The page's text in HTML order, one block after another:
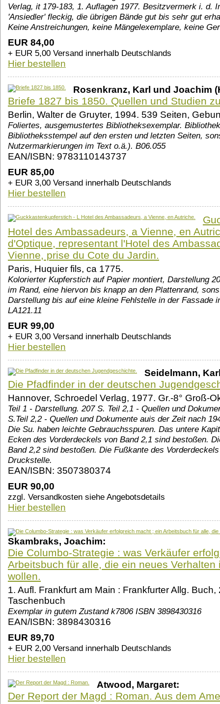
Verlag, it 179-183, 1. Auflagen 1977. Besitzvermerk i. d.
'Ansiedler' fleckig, die übrigen Bände gut bis sehr gut
Keine Anstreichungen, keine Mängelexemplare, keine
EUR 84,00
+ EUR 5,00 Versand innerhalb Deutschlands
Hier bestellen
Rosenkranz, Karl und Joachim
Briefe 1827 bis 1850. Quellen und Studien
Berlin, Walter de Gruyter, 1994. 539 Seiten,
Foliertes, ausgemustertes Bibliotheksexemplar.
Bibliotheksstempel auf den ersten und letzten Seiten,
Nutzermarkierungen im Text o.ä.). B06.055
EAN/ISBN: 9783110143737
EUR 85,00
+ EUR 3,00 Versand innerhalb Deutschlands
Hier bestellen
Hotel des Ambassadeurs, a Vienne, en
d'Optique, representant l'Hotel des
Vienne, prise du Cote du Jardin.
Paris, Huquier fils, ca 1775.
Kolorierter Kupferstich auf Papier montiert, Darstellung
im Rand, eine hiervon bis knapp an den Plattenrand,
Darstellung bis auf eine kleine Fehlstelle in der Fassade
LA121.11
EUR 99,00
+ EUR 3,00 Versand innerhalb Deutschlands
Hier bestellen
Seidelmann,
Die Pfadfinder in der deutschen
Hannover, Schroedel Verlag, 1977. Gr.-8° Groß-
Teil 1 - Darstellung. 207 S. Teil 2,1 - Quellen und
S.Teil 2,2 - Quellen und Dokumente auis der Zeit nach
Die Su. haben leichte Gebrauchsspuren. Das untere
Ecken des Vorderdeckels von Band 2,1 sind bestoßen.
Band 2,2 sind bestoßen. Die Fußkante des
Druckstelle.
EAN/ISBN: 3507380374
EUR 90,00
zzgl. Versandkosten siehe Angebotsdetails
Hier bestellen
Skambraks, Joachim:
Die Columbo-Strategie : was Verkäufer
Arbeitsbuch für alle, die ein neues Verhalten
wollen.
1. Aufl. Frankfurt am Main : Frankfurter Allg.
Taschenbuch
Exemplar in gutem Zustand k7806 ISBN 3898430316
EAN/ISBN: 3898430316
EUR 89,70
+ EUR 2,00 Versand innerhalb Deutschlands
Hier bestellen
Atwood, Margaret:
Der Report der Magd : Roman. Aus dem